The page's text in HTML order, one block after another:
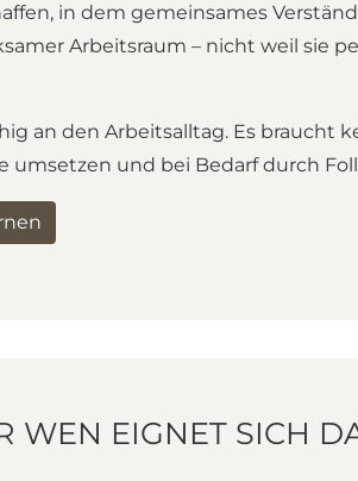
in dem gemeinsames
Arbeitsraum – nicht weil sie
an den Arbeitsalltag. Es braucht
umsetzen und bei Bedarf durch
WEN EIGNET SICH